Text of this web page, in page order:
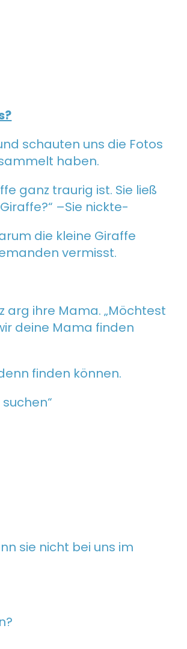
schauten uns die Fotos
haben.
ganz traurig ist. Sie ließ
–Sie nickte-
die kleine Giraffe
vermisst.
arg ihre Mama. „Möchtest
deine Mama finden
finden können.
sie nicht bei uns im